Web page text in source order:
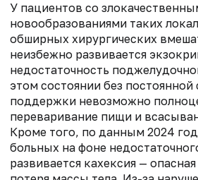
У пациентов со
новообразованиями таких
обширных хирургических
неизбежно развивается
недостаточность
этом состоянии без
поддержки невозможно
переваривание пищи и
Кроме того, по данным 2024
больных на фоне
развивается кахексия —